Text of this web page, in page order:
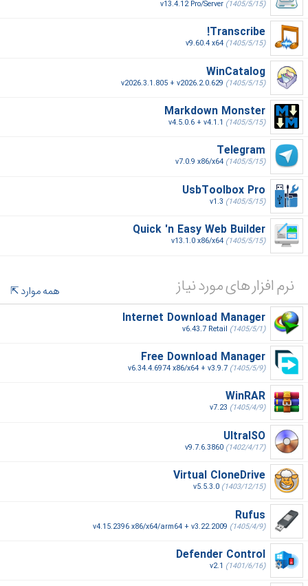
v13.4.12 Pro/Server (1405/5/15)
Transcribe!
v9.60.4 x64 (1405/5/15)
WinCatalog
v2026.3.1.805 + v2026.2.0.629 (1405/5/15)
Markdown Monster
v4.5.0.6 + v4.1.1 (1405/5/15)
Telegram
v7.0.9 x86/x64 (1405/5/15)
UsbToolbox Pro
v1.3 (1405/5/15)
Quick 'n Easy Web Builder
v13.1.0 x86/x64 (1405/5/15)
نرم افزار های مورد نیاز
همه موارد
Internet Download Manager
v6.43.7 Retail (1405/5/1)
Free Download Manager
v6.34.4.6974 x86/x64 + v3.9.7 (1405/5/9)
WinRAR
v7.23 (1405/4/9)
UltraISO
v9.7.6.3860 (1402/4/17)
Virtual CloneDrive
v5.5.3.0 (1403/12/15)
Rufus
v4.15.2396 x86/x64/arm64 + v3.22.2009 (1405/4/9)
Defender Control
v2.1 (1401/6/16)